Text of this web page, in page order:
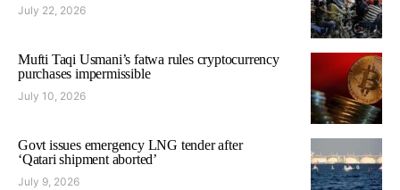
July 22, 2026
Mufti Taqi Usmani’s fatwa rules cryptocurrency
purchases impermissible
July 10, 2026
Govt issues emergency LNG tender after
‘Qatari shipment aborted’
July 9, 2026